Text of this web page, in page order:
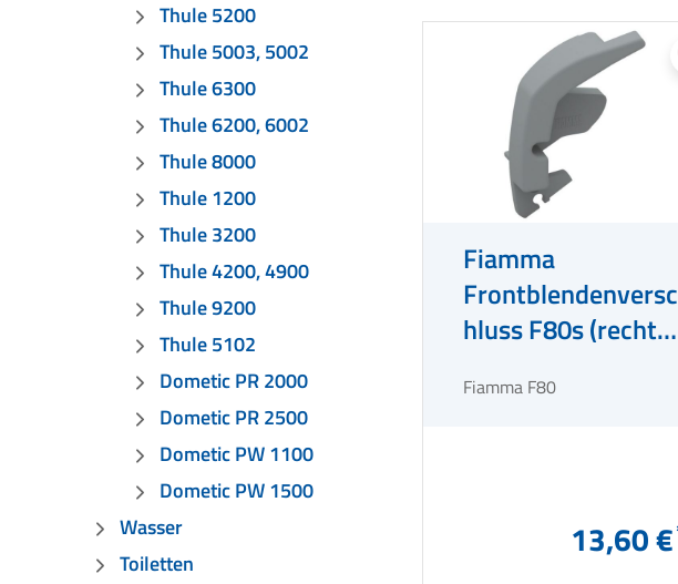
Thule 5200
Thule 5003, 5002
Thule 6300
Thule 6200, 6002
Thule 8000
Thule 1200
Thule 3200
Thule 4200, 4900
Thule 9200
Thule 5102
Dometic PR 2000
Dometic PR 2500
Dometic PW 1100
Dometic PW 1500
Wasser
Toiletten
Fiamma
Frontblendenversc
hluss F80s (rechts)
Fiamma F80
13,60 €